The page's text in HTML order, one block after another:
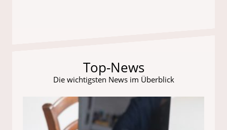
Top-News
Die wichtigsten News im Überblick